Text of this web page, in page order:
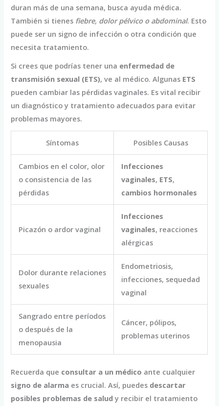
duran más de una semana, busca ayuda médica.
También si tienes fiebre, dolor pélvico o abdominal. Esto
puede ser un signo de infección o otra condición que
necesita tratamiento.
Si crees que podrías tener una enfermedad de
transmisión sexual (ETS), ve al médico. Algunas ETS
pueden cambiar las pérdidas vaginales. Es vital recibir
un diagnóstico y tratamiento adecuados para evitar
problemas mayores.
Síntomas Posibles Causas
Cambios en el color, olor
o consistencia de las
pérdidas
Infecciones
vaginales, ETS,
cambios hormonales
Picazón o ardor vaginal
Infecciones
vaginales, reacciones
alérgicas
Dolor durante relaciones
sexuales
Endometriosis,
infecciones, sequedad
vaginal
Sangrado entre períodos
o después de la
menopausia
Cáncer, pólipos,
problemas uterinos
Recuerda que consultar a un médico ante cualquier
signo de alarma es crucial. Así, puedes descartar
posibles problemas de salud y recibir el tratamiento